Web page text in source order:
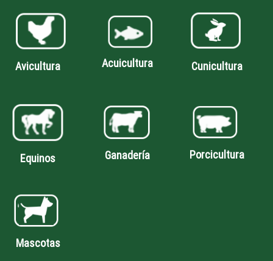
Avicultura Acuicultura Cunicultura
Equinos Ganadería Porcicultura
Mascotas